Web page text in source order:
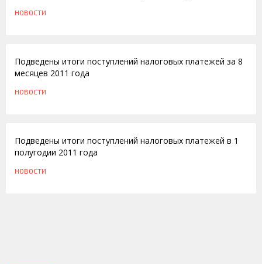
НОВОСТИ
Подведены итоги поступлений налоговых платежей за 8
месяцев 2011 года
НОВОСТИ
Подведены итоги поступлений налоговых платежей в 1
полугодии 2011 года
НОВОСТИ